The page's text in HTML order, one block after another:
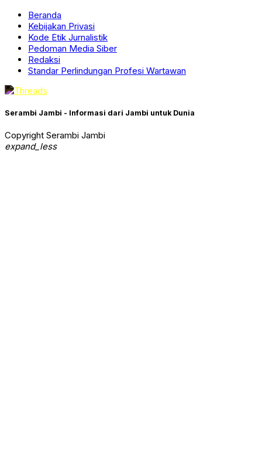
Beranda
Kebijakan Privasi
Kode Etik Jurnalistik
Pedoman Media Siber
Redaksi
Standar Perlindungan Profesi Wartawan
Serambi Jambi - Informasi dari Jambi untuk Dunia
Copyright Serambi Jambi
expand_less